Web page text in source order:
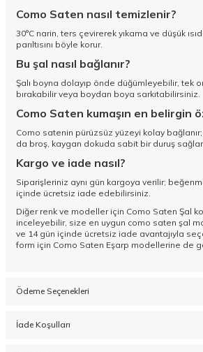
Como Saten nasıl temizlenir?
30°C narin, ters çevirerek yıkama ve düşük
parıltısını böyle korur.
Bu şal nasıl bağlanır?
Şalı boyna dolayıp önde düğümleyebilir, tek
bırakabilir veya boydan boya sarkıtabilirsiniz.
Como Saten kumaşın en belirgin
Como satenin pürüzsüz yüzeyi kolay
da broş, kaygan dokuda sabit bir duruş
Kargo ve iade nasıl?
Siparişleriniz aynı gün kargoya verilir;
içinde ücretsiz iade edebilirsiniz.
Diğer renk ve modeller için Como Saten Şal
inceleyebilir, size en uygun como saten şal
ve 14 gün içinde ücretsiz iade avantajıyla
form için Como Saten Eşarp modellerine de
Ödeme Seçenekleri
İade Koşulları